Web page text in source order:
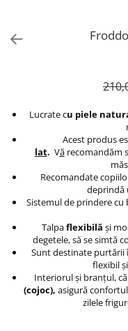
Lucrate cu piele
Acest produs
lat. Vărecomandăm
Recomandate
deprindă
Sistemul de prindere cu
Talpaflexibilă și
degetele, să se simtă
Sunt destinate purtării
flexibil
Interiorul şi branţul,
(cojoc), asigură
zilele